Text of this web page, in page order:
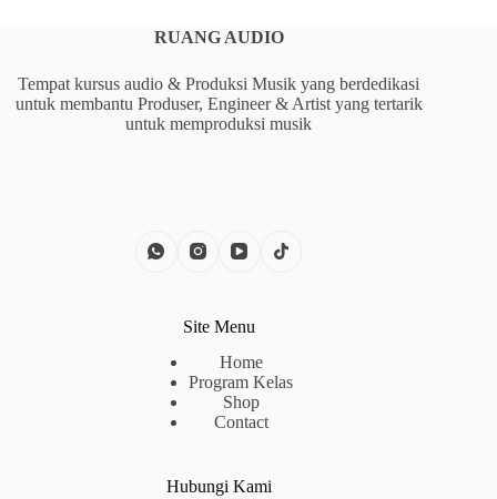
RUANG AUDIO
Tempat kursus audio & Produksi Musik yang berdedikasi
untuk membantu Produser, Engineer & Artist yang tertarik
untuk memproduksi musik
Site Menu
Home
Program Kelas
Shop
Contact
Hubungi Kami